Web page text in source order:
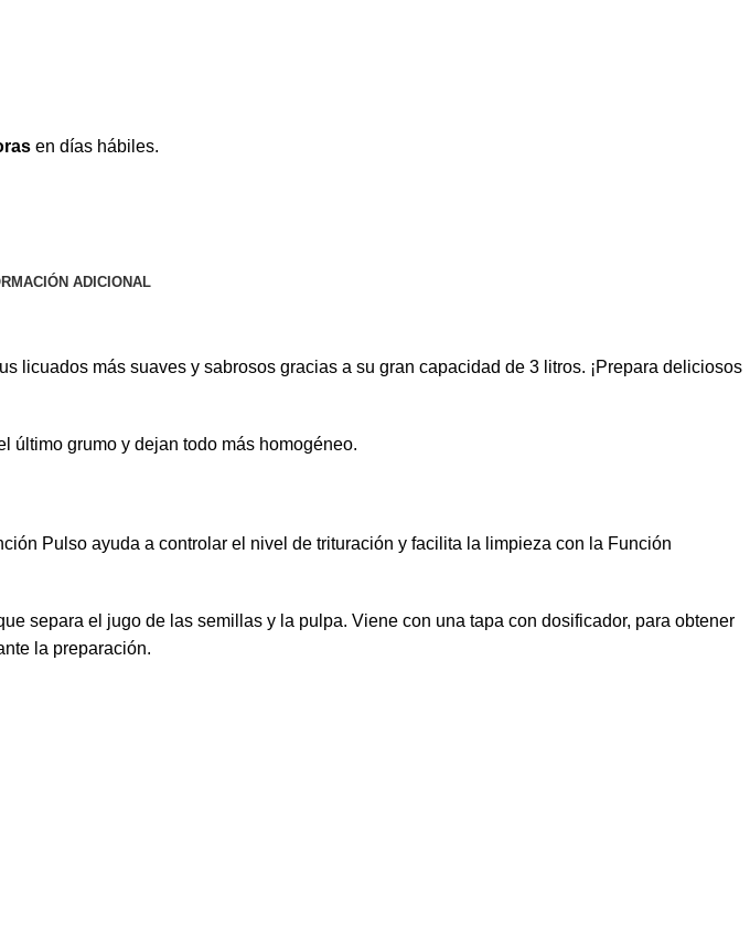
en días hábiles.
ADICIONAL
licuados más suaves y sabrosos gracias a su gran capacidad de 3 litros. ¡Prepara deliciosos
último grumo y dejan todo más homogéneo.
Pulso ayuda a controlar el nivel de trituración y facilita la limpieza con la Función
separa el jugo de las semillas y la pulpa. Viene con una tapa con dosificador, para obtener
la preparación.